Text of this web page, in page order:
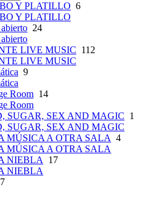
Y PLATILLO 6
Y PLATILLO
24
LIVE MUSIC 112
LIVE MUSIC
9
Room 14
Room
SUGAR, SEX AND MAGIC 1
SUGAR, SEX AND MAGIC
MÚSICA A OTRA SALA 4
MÚSICA A OTRA SALA
NIEBLA
17
NIEBLA
7